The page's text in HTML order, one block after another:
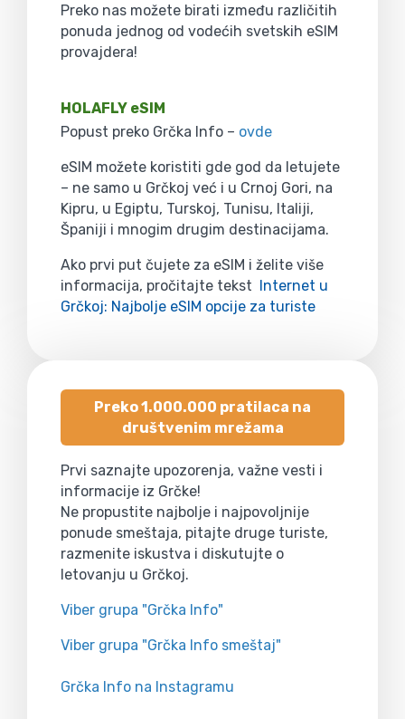
Preko nas možete birati između različitih
ponuda jednog od vodećih svetskih eSIM
provajdera!
HOLAFLY eSIM
Popust preko Grčka Info – ovde
eSIM možete koristiti gde god da letujete
– ne samo u Grčkoj već i u Crnoj Gori, na
Kipru, u Egiptu, Turskoj, Tunisu, Italiji,
Španiji i mnogim drugim destinacijama.
Ako prvi put čujete za eSIM i želite više
informacija, pročitajte tekst Internet u
Grčkoj: Najbolje eSIM opcije za turiste
Preko 1.000.000 pratilaca na
društvenim mrežama
Prvi saznajte upozorenja, važne vesti i
informacije iz Grčke!
Ne propustite najbolje i najpovoljnije
ponude smeštaja, pitajte druge turiste,
razmenite iskustva i diskutujte o
letovanju u Grčkoj.
Viber grupa "Grčka Info"
Viber grupa "Grčka Info smeštaj"
Grčka Info na Instagramu